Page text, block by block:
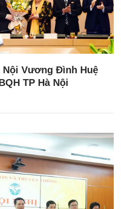
Nội Vương Đình Huệ
TP Hà Nội